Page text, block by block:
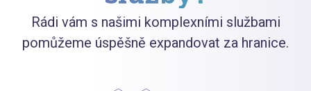
Rádi vám s našimi komplexními službami
pomůžeme úspěšně expandovat za hranice.